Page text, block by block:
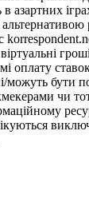
азартних
оплату
можуть бути
чи